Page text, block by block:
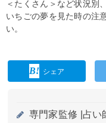
＜たくさん＞など状況別
いちごの夢を見た時の注
い。
シェア
専門家監修 | 占い